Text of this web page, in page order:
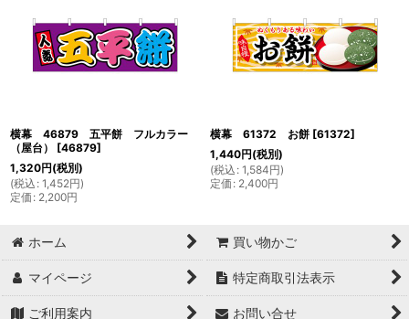
横幕 46879 五平餅 フルカラー
（屋台）
[46879]
1,320円(税別)
(税込 : 1,452円)
定価 : 2,200円
横幕 61372 お餅 [61372]
1,440円(税別)
(税込 : 1,584円)
定価 : 2,400円
ホーム 買い物かご
マイページ 特定商取引法表示
ご利用案内 お問い合せ